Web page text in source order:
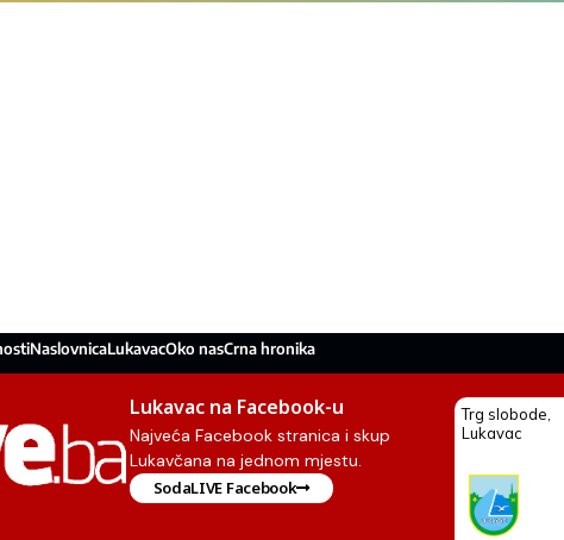
NaslovnicaLukavacOko nasCrna hronika
Lukavac na Facebook-u
Najveća Facebook stranica i skup
Lukavčana na jednom mjestu.
SodaLIVE Facebook